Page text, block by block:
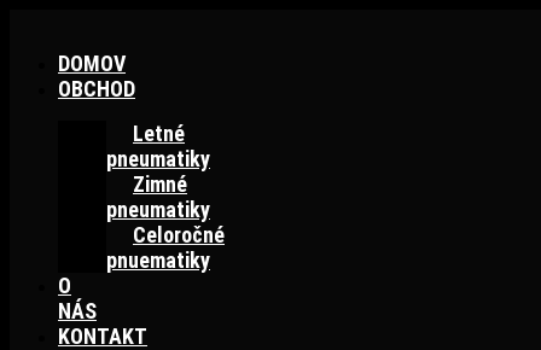
DOMOV
OBCHOD
Letné
pneumatiky
Zimné
pneumatiky
Celoročné
pnuematiky
O
NÁS
KONTAKT